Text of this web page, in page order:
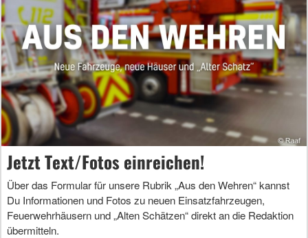
Jetzt Text/Fotos einreichen!
Über das Formular für unsere Rubrik „Aus den Wehren“ kannst
Du Informationen und Fotos zu neuen Einsatzfahrzeugen,
Feuerwehrhäusern und „Alten Schätzen“ direkt an die Redaktion
übermitteln.